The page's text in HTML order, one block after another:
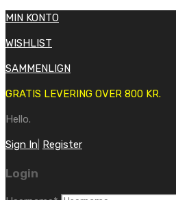
MIN KONTO
WISHLIST
SAMMENLIGN
GRATIS LEVERING OVER 800 KR.
Hello.
Sign In Register
Login